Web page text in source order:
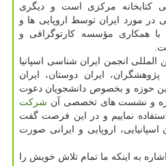
كتابخانه مركزی است و دیگری
در مورد ایران توسط اروپایی ها و
همكاری مؤسسه كارتوگرافی و
انجمن ایران شناسی اسپانیا
ایران دوستان، ایران
این حوزه و بخصوص دانشجویان دعوت
و نشست های تخصصی آن شركت
استفاده نماییم و در این فرصت گفت
اروپایی و ایرانی صورت
به اینكه ما تمام تلاش خویش را